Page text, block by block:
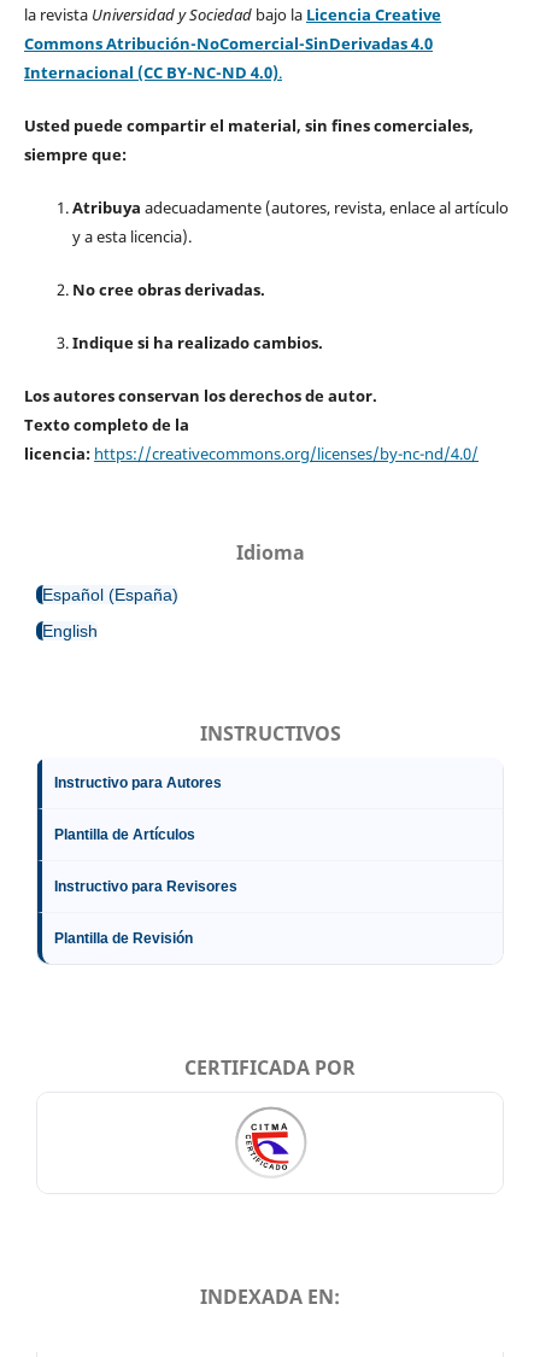
la revista Universidad y Sociedad bajo la Licencia Creative
Commons Atribución-NoComercial-SinDerivadas 4.0
Internacional (CC BY-NC-ND 4.0).
Usted puede compartir el material, sin fines comerciales,
siempre que:
Atribuya adecuadamente (autores, revista, enlace al artículo
y a esta licencia).
No cree obras derivadas.
Indique si ha realizado cambios.
Los autores conservan los derechos de autor.
Texto completo de la
licencia: https://creativecommons.org/licenses/by-nc-nd/4.0/
Idioma
Español (España)
English
INSTRUCTIVOS
Instructivo para Autores
Plantilla de Artículos
Instructivo para Revisores
Plantilla de Revisión
CERTIFICADA POR
INDEXADA EN: